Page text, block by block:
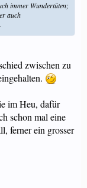
immer Wundertüten;
auch
zwischen zu
im Heu, dafür
schon mal eine
ferner ein grosser